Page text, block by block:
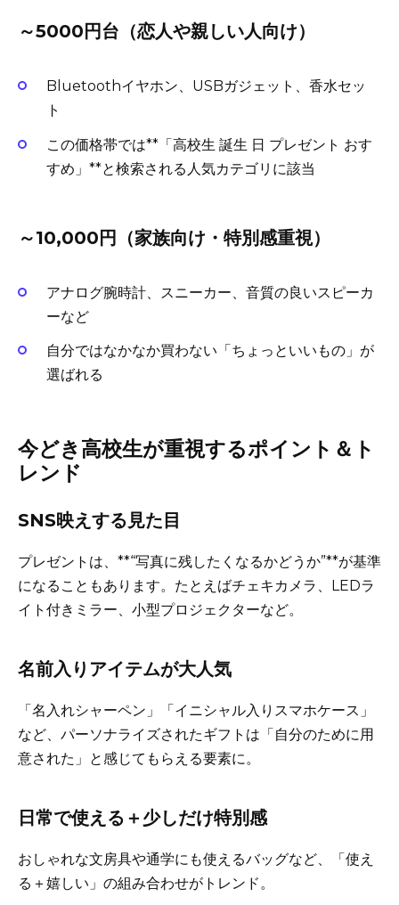
～5000円台（恋人や親しい人向け）
Bluetoothイヤホン、USBガジェット、香水セッ
ト
この価格帯では**「高校生 誕生 日 プレゼント おす
すめ」**と検索される人気カテゴリに該当
～10,000円（家族向け・特別感重視）
アナログ腕時計、スニーカー、音質の良いスピーカ
ーなど
自分ではなかなか買わない「ちょっといいもの」が
選ばれる
今どき高校生が重視するポイント＆ト
レンド
SNS映えする見た目
プレゼントは、**“写真に残したくなるかどうか”**が基準
になることもあります。たとえばチェキカメラ、LEDラ
イト付きミラー、小型プロジェクターなど。
名前入りアイテムが大人気
「名入れシャーペン」「イニシャル入りスマホケース」
など、パーソナライズされたギフトは「自分のために用
意された」と感じてもらえる要素に。
日常で使える＋少しだけ特別感
おしゃれな文房具や通学にも使えるバッグなど、「使え
る＋嬉しい」の組み合わせがトレンド。